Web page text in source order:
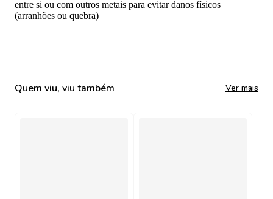
entre si ou com outros metais para evitar danos físicos
(arranhões ou quebra)
Quem viu, viu também Ver mais